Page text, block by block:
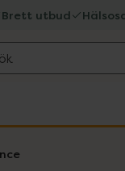
Brett utbud